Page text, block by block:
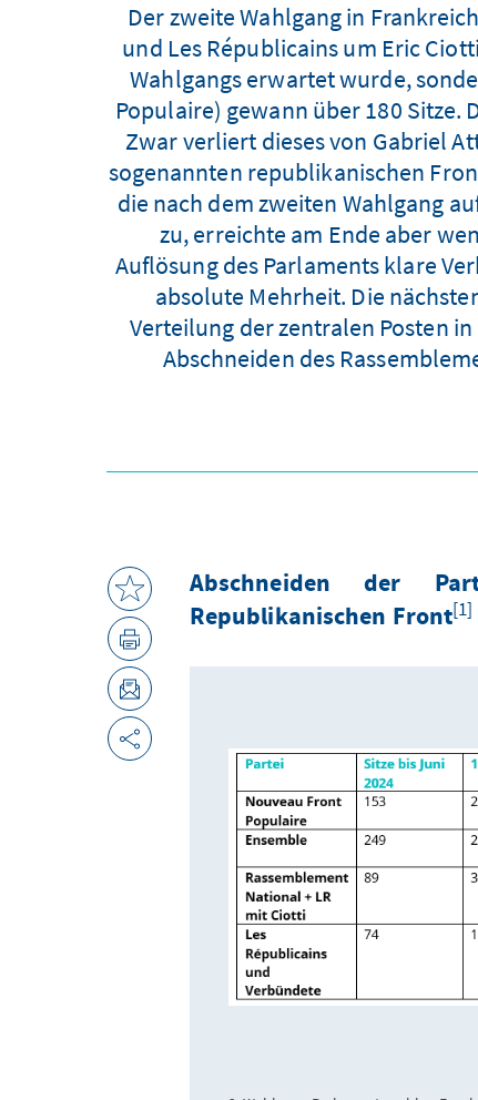
Der zweite Wahlgang in
und Les Républicains um Eric
Wahlgangs erwartet wurde,
Populaire) gewann über 180
Zwar verliert dieses von Gabriel
sogenannten republikanischen
die nach dem zweiten Wahlgang
zu, erreichte am Ende aber
Auflösung des Parlaments klare
absolute Mehrheit. Die
Verteilung der zentralen Posten
Abschneiden des
Abschneiden der
Republikanischen Front[1]